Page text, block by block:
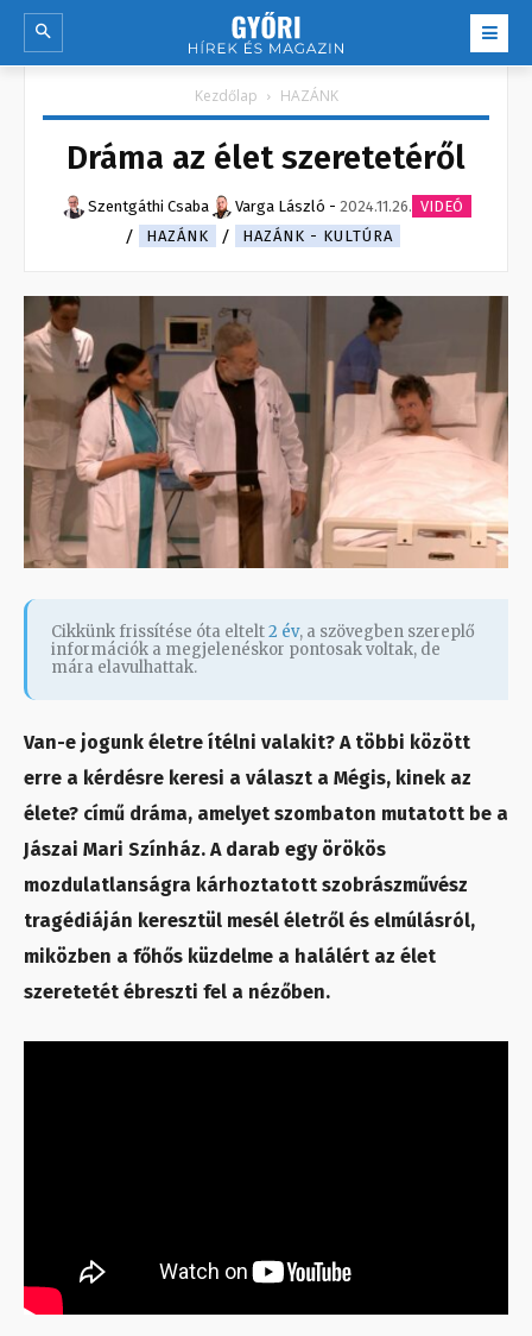
Kezdőlap HAZÁNK
Dráma az élet szeretetéről
Szentgáthi Csaba Varga László - 2024.11.26. VIDEÓ
HAZÁNK
HAZÁNK - KULTÚRA
Cikkünk frissítése óta eltelt2 év, a szövegben szereplő
információk a megjelenéskor pontosak voltak, de
mára elavulhattak.
Van-e jogunk életre ítélni valakit? A többi között
erre a kérdésre keresi a választ a Mégis, kinek az
élete? című dráma, amelyet szombaton mutatott be a
Jászai Mari Színház. A darab egy örökös
mozdulatlanságra kárhoztatott szobrászművész
tragédiáján keresztül mesél életről és elmúlásról,
miközben a főhős küzdelme a halálért az élet
szeretetét ébreszti fel a nézőben.